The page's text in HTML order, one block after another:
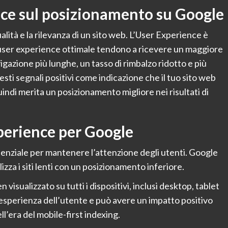
sul posizionamento su Google
e la rilevanza di un sito web. L’User Experience è
experience ottimale tendono a ricevere un maggiore
più lunghe, un tasso di rimbalzo ridotto e più
segnali positivi come indicazione che il tuo sito web
merita un posizionamento migliore nei risultati di
per Google
per mantenere l’attenzione degli utenti. Google
i siti lenti con un posizionamento inferiore.
visualizzato su tutti i dispositivi, inclusi desktop, tablet
dell’utente e può avere un impatto positivo
del mobile-first indexing.